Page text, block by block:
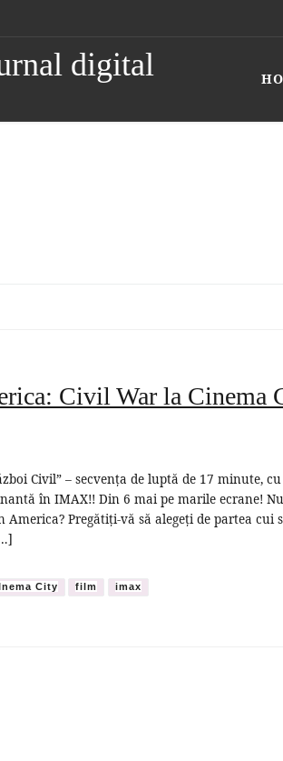
digital
Civil War la Cinema
Civil” – secvenţa de luptă de 17 minute,
în IMAX!! Din 6 mai pe marile ecrane!
America? Pregătiţi-vă să alegeţi de partea cui
City film imax